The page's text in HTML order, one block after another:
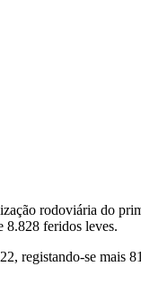
rodoviária do
8.828 feridos leves.
registando-se mais